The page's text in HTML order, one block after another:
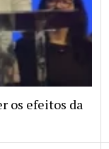
os efeitos da